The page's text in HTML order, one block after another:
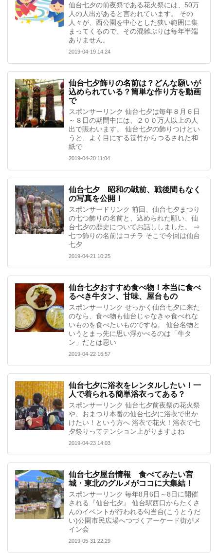
仙台七夕の前夜祭である花火祭には、50万
人の人出があると言われています。 その
人々が、西公園を中心とした狭い範囲に集
まってくるので、その混雑ぶりは毎年半端
ありません。
2019-04-19 14:24
仙台七夕飾りの名前は？どんな願いが
込められている？簡単な作り方を動画
で
スポンサーリンク 仙台七夕は毎年８月６日
～８日の期間中には、２００万人以上の人
出で賑わいます。 仙台七夕の飾りつけとい
うと、よく目にする笹竹からつるされた和
紙で
2019-04-20 11:04
仙台七夕 昭和の戦前、戦後間もなく
の写真を公開！
スポンサードリンク 前回、仙台七夕まつり
の七つ飾りの名前と、込められた願い、仙
台七夕の歴史についてお話ししました。 ⇒
七つ飾りの名前はコチラ そこで今回は仙台
七夕
2019-04-21 10:25
仙台七夕おすすめ食べ物！本当に食べ
るべき牛タン、甘味、屋台もの
スポンサーリンク せっかく仙台七夕に来た
のなら、食べ物も仙台じゃなきゃ食べれな
いものを食べたいものですね。 仙台名物と
いうとまっ先に思い浮かべるのは「牛タ
ン」だとは思い
2019-04-22 16:57
仙台七夕に浴衣をレンタルしたい！一
人で着られる簡単浴衣ってある？
スポンサーリンク 仙台七夕前夜祭の花火祭
や、おまつり本番の仙台七夕に浴衣で出か
けたい！という方へ 浴衣で花火！浴衣で七
夕祭りってテンション上がりますよね
2019-04-23 14:03
仙台七夕屋台情報 食べてみたい宮
城・東北のグルメがココに大集結！
スポンサーリンク 毎年8月6日～8日に開催
される『仙台七夕』 仙台駅西口からたくさ
んのイベントが行われる勾当台(こうとうだ
い)公園市民広場へつづくアーケード街がメ
イン会
2019-05-31 22:29